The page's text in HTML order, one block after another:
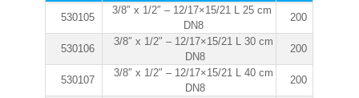
530105
3/8″ x 1/2″ – 12/17×15/21 L 25 cm
DN8
200
530106
3/8″ x 1/2″ – 12/17×15/21 L 30 cm
DN8
200
530107
3/8″ x 1/2″ – 12/17×15/21 L 40 cm
DN8
200